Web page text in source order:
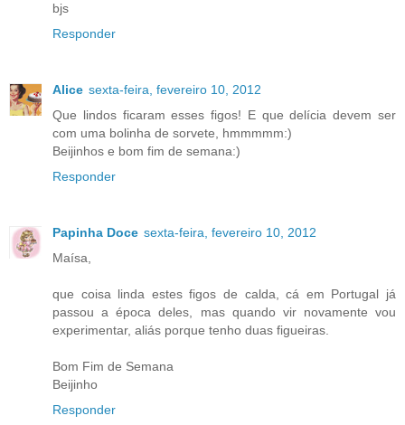
bjs
Responder
Alice sexta-feira, fevereiro 10, 2012
Que lindos ficaram esses figos! E que delícia devem ser
com uma bolinha de sorvete, hmmmmm:)
Beijinhos e bom fim de semana:)
Responder
Papinha Doce sexta-feira, fevereiro 10, 2012
Maísa,
que coisa linda estes figos de calda, cá em Portugal já
passou a época deles, mas quando vir novamente vou
experimentar, aliás porque tenho duas figueiras.
Bom Fim de Semana
Beijinho
Responder